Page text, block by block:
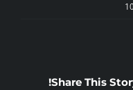
Share This